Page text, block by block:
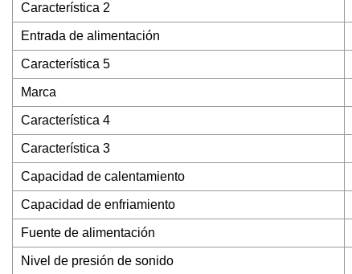
Característica 2
Entrada de alimentación
Característica 5
Marca
Característica 4
Característica 3
Capacidad de calentamiento
Capacidad de enfriamiento
Fuente de alimentación
Nivel de presión de sonido